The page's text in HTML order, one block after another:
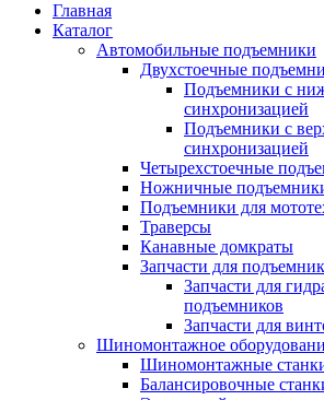
Главная
Каталог
Автомобильные подъемники
Двухстоечные
Подъемники с
синхронизацией
Подъемники с
синхронизацией
Четырехстоечные
Ножничные
Подъемники для
Траверсы
Канавные домкраты
Запчасти для
Запчасти для
подъемников
Запчасти для
Шиномонтажное
Шиномонтажные
Балансировочные